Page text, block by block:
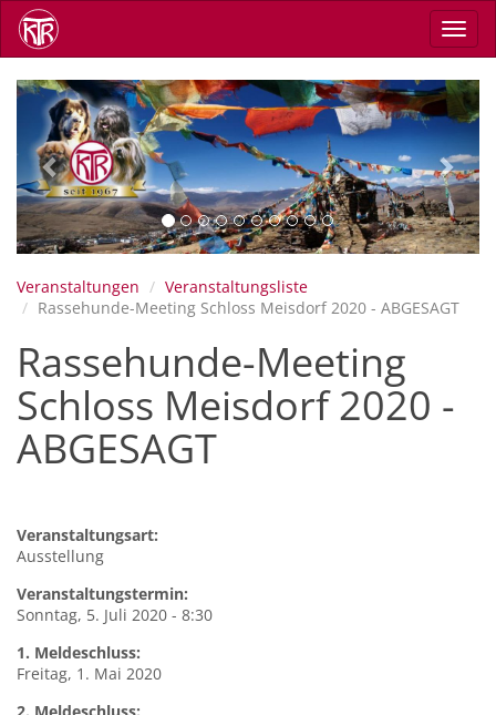
Direkt
zum
Inhalt
Previous Next
Veranstaltungen
Veranstaltungsliste
Rassehunde-Meeting Schloss Meisdorf 2020 - ABGESAGT
Rassehunde-Meeting
Schloss Meisdorf 2020 -
ABGESAGT
Veranstaltungsart:
Ausstellung
Veranstaltungstermin:
Sonntag, 5. Juli 2020 - 8:30
1. Meldeschluss:
Freitag, 1. Mai 2020